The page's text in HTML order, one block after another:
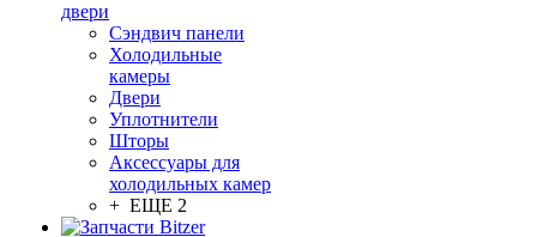
двери
Сэндвич панели
Холодильные
камеры
Двери
Уплотнители
Шторы
Аксессуары для
холодильных камер
+ ЕЩЕ 2